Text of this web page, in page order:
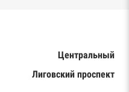
Центральный
Лиговский проспект